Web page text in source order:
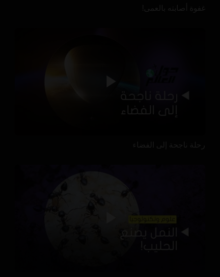
غفوة أصابته بالعمى!
رحلة ناجحة إلى الفضاء